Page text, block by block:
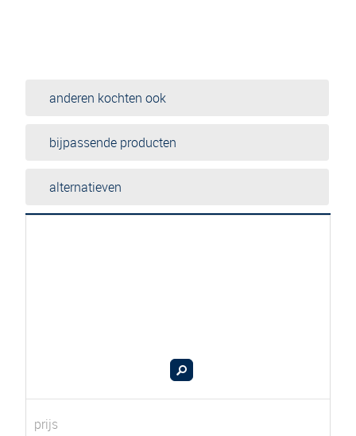
anderen kochten ook
bijpassende producten
alternatieven
prijs